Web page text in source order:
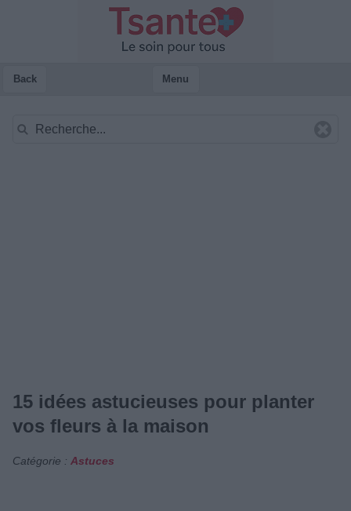
Back Menu
15 idées astucieuses pour planter
vos fleurs à la maison
Catégorie : Astuces